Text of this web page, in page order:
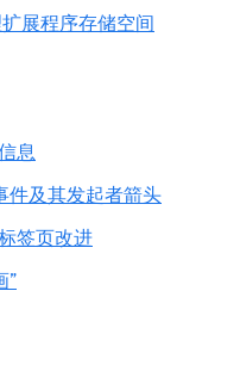
展程序存储空间
息
件及其发起者箭头
签页改进
”